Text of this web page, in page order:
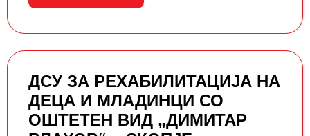
ДСУ ЗА РЕХАБИЛИТАЦИЈА НА
ДЕЦА И МЛАДИНЦИ СО
ОШТЕТЕН ВИД „ДИМИТАР